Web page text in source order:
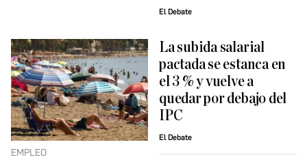
El Debate
EMPLEO
La subida salarial
pactada se estanca en
el 3 % y vuelve a
quedar por debajo del
IPC
El Debate